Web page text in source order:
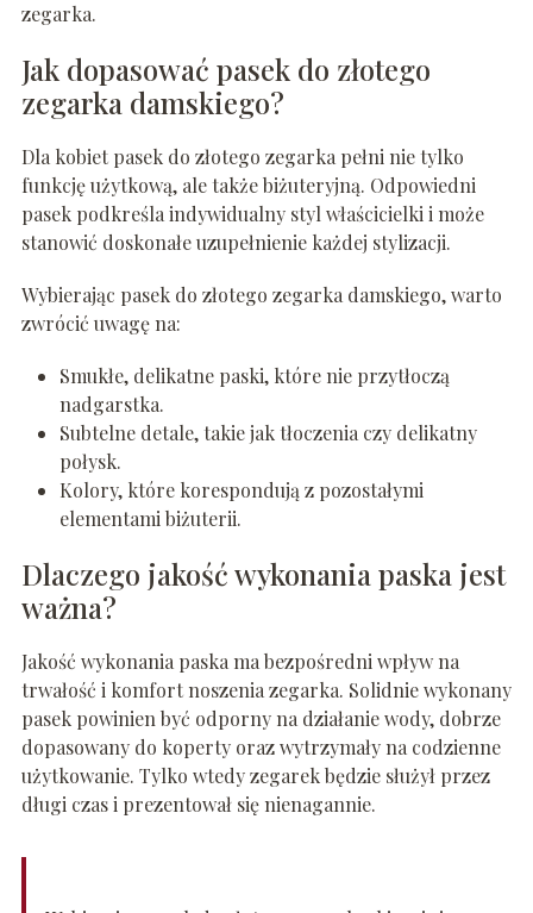
zegarka.
Jak dopasować pasek do złotego
zegarka damskiego?
Dla kobiet pasek do złotego zegarka pełni nie tylko
funkcję użytkową, ale także biżuteryjną. Odpowiedni
pasek podkreśla indywidualny styl właścicielki i może
stanowić doskonałe uzupełnienie każdej stylizacji.
Wybierając pasek do złotego zegarka damskiego, warto
zwrócić uwagę na:
Smukłe, delikatne paski, które nie przytłoczą
nadgarstka.
Subtelne detale, takie jak tłoczenia czy delikatny
połysk.
Kolory, które korespondują z pozostałymi
elementami biżuterii.
Dlaczego jakość wykonania paska jest
ważna?
Jakość wykonania paska ma bezpośredni wpływ na
trwałość i komfort noszenia zegarka. Solidnie wykonany
pasek powinien być odporny na działanie wody, dobrze
dopasowany do koperty oraz wytrzymały na codzienne
użytkowanie. Tylko wtedy zegarek będzie służył przez
długi czas i prezentował się nienagannie.